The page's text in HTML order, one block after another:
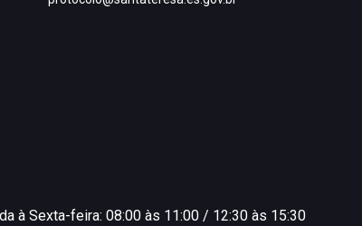
à Sexta-feira: 08:00 às 11:00 / 12:30 às 15:30